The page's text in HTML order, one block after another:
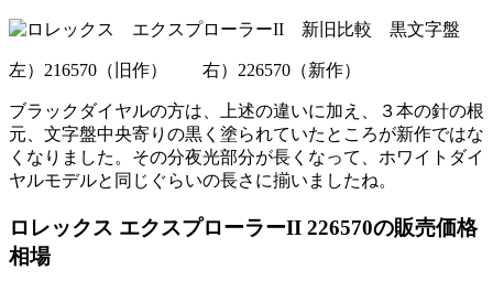
左）216570（旧作） 右）226570（新作）
ブラックダイヤルの方は、上述の違いに加え、３本の針の根
元、文字盤中央寄りの黒く塗られていたところが新作ではな
くなりました。その分夜光部分が長くなって、ホワイトダイ
ヤルモデルと同じぐらいの長さに揃いましたね。
ロレックス エクスプローラーII 226570の販売価格
相場